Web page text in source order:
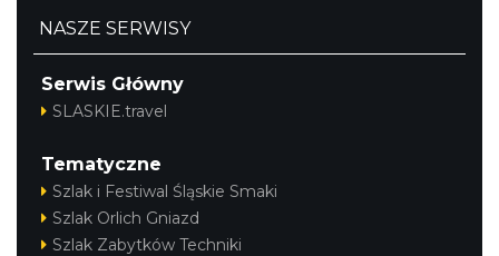
NASZE SERWISY
Serwis Główny
SLASKIE.travel
Tematyczne
Szlak i Festiwal Śląskie Smaki
Szlak Orlich Gniazd
Szlak Zabytków Techniki